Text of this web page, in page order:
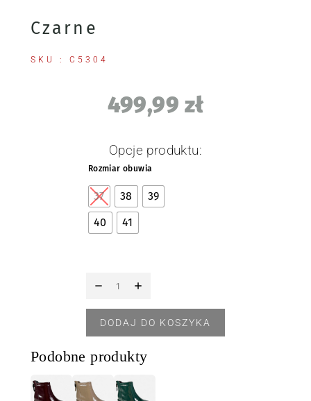
Czarne
SKU : C5304
499,99 zł
Opcje produktu:
Rozmiar obuwia
37 38
39
40
41
DODAJ DO KOSZYKA
Podobne produkty